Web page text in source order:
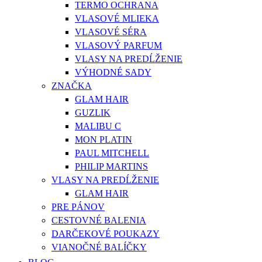
TERMO OCHRANA
VLASOVÉ MLIEKA
VLASOVÉ SÉRA
VLASOVÝ PARFUM
VLASY NA PREDĹŽENIE
VÝHODNÉ SADY
ZNAČKA
GLAM HAIR
GUZLIK
MALIBU C
MON PLATIN
PAUL MITCHELL
PHILIP MARTINS
VLASY NA PREDĹŽENIE
GLAM HAIR
PRE PÁNOV
CESTOVNÉ BALENIA
DARČEKOVÉ POUKAZY
VIANOČNÉ BALÍČKY